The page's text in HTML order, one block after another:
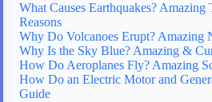
What Causes Earthquakes?
Reasons
Why Do Volcanoes Erupt? Amazing
Why Is the Sky Blue? Amazing &
How Do Aeroplanes Fly? Amazing
How Do an Electric Motor and
Guide